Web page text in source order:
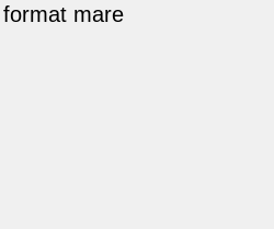
format mare